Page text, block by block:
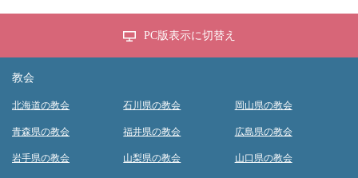
PC版表示に切替え
教会
北海道の教会
青森県の教会
岩手県の教会
石川県の教会
福井県の教会
山梨県の教会
岡山県の教会
広島県の教会
山口県の教会